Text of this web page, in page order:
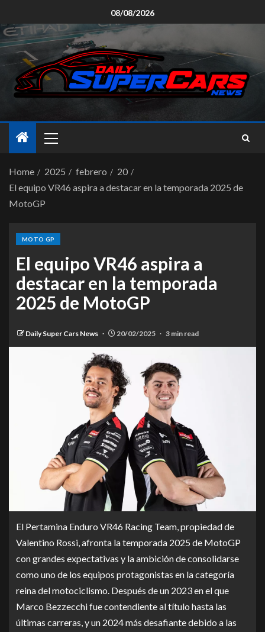
08/08/2026
Home 2025 febrero
20
El equipo VR46 aspira a destacar en la temporada 2025 de
MotoGP
MOTO GP
El equipo VR46 aspira a
destacar en la temporada
2025 de MotoGP
Daily Super Cars News 20/02/2025 3 min read
El Pertamina Enduro VR46 Racing Team, propiedad de
Valentino Rossi, afronta la temporada 2025 de MotoGP
con grandes expectativas y la ambición de consolidarse
como uno de los equipos protagonistas en la categoría
reina del motociclismo. Después de un 2023 en el que
Marco Bezzecchi fue contendiente al título hasta las
últimas carreras, y un 2024 más desafiante debido a las